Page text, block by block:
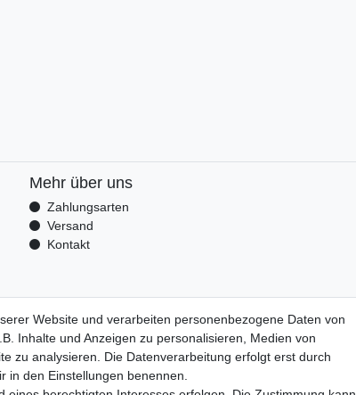
Mehr über uns
Zahlungsarten
Versand
Kontakt
Website und verarbeiten personenbezogene Daten von
Inhalte und Anzeigen zu personalisieren, Medien von
zu analysieren. Die Datenverarbeitung erfolgt erst durch
in den Einstellungen benennen.